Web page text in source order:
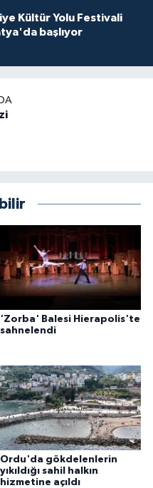
Kültür Yolu Festivali
başlıyor
'Zorba' Balesi Hierapolis'te
sahnelendi
Ordu'da gökdelenlerin
yıkıldığı sahil halkın
hizmetine açıldı